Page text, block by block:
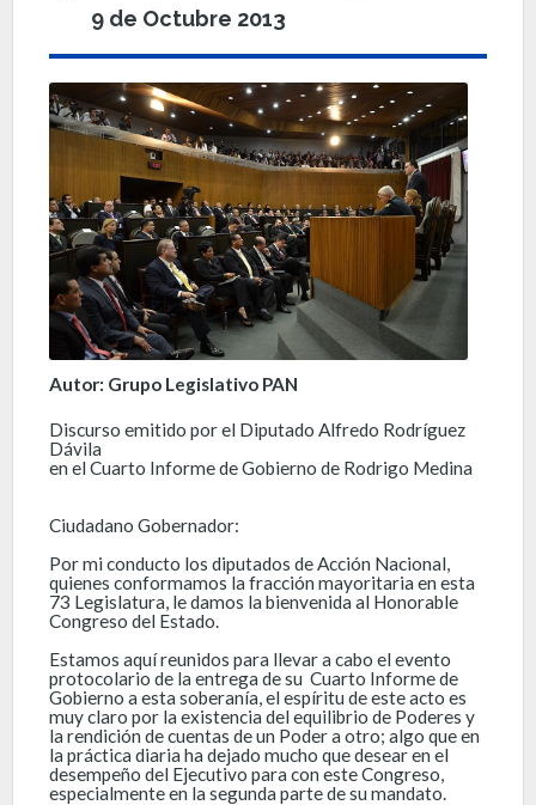
9 de Octubre 2013
Autor: Grupo Legislativo PAN
Discurso emitido por el Diputado Alfredo Rodríguez
Dávila
en el Cuarto Informe de Gobierno de Rodrigo Medina
Ciudadano Gobernador:
Por mi conducto los diputados de Acción Nacional,
quienes conformamos la fracción mayoritaria en esta
73 Legislatura, le damos la bienvenida al Honorable
Congreso del Estado.
Estamos aquí reunidos para llevar a cabo el evento
protocolario de la entrega de su Cuarto Informe de
Gobierno a esta soberanía, el espíritu de este acto es
muy claro por la existencia del equilibrio de Poderes y
la rendición de cuentas de un Poder a otro; algo que en
la práctica diaria ha dejado mucho que desear en el
desempeño del Ejecutivo para con este Congreso,
especialmente en la segunda parte de su mandato.